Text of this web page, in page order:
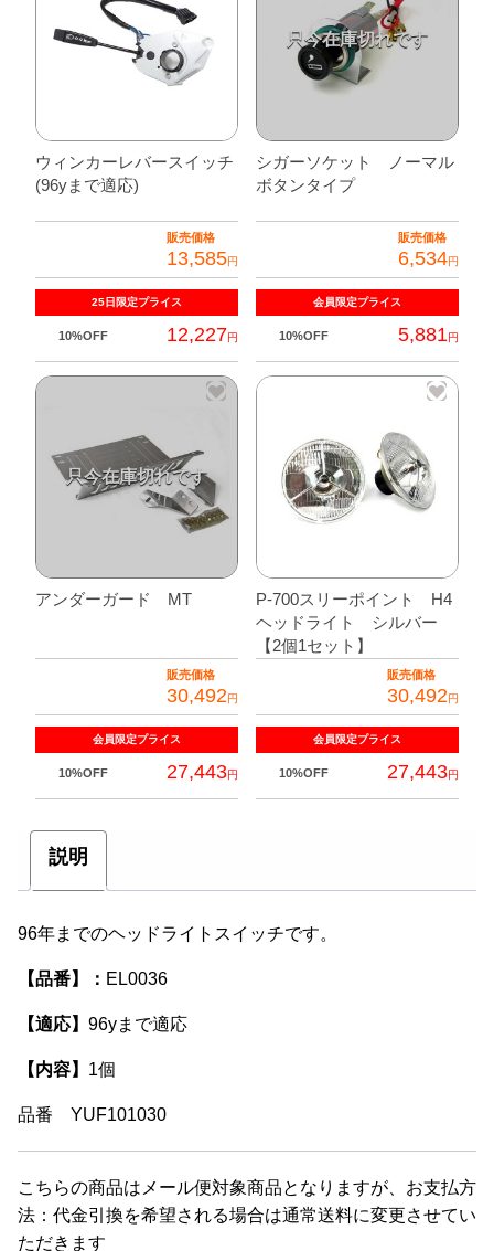
ウィンカーレバースイッチ
(96yまで適応)
販売価格
13,585円
25日限定プライス
10%OFF 12,227円
シガーソケット ノーマル
ボタンタイプ
販売価格
6,534円
会員限定プライス
10%OFF 5,881円
アンダーガード MT
販売価格
30,492円
会員限定プライス
10%OFF 27,443円
P-700スリーポイント H4
ヘッドライト シルバー
【2個1セット】
販売価格
30,492円
会員限定プライス
10%OFF 27,443円
説明
96年までのヘッドライトスイッチです。
【品番】： EL0036
【適応】 96yまで適応
【内容】 1個
品番 YUF101030
こちらの商品はメール便対象商品となりますが、お支払方
法：代金引換を希望される場合は通常送料に変更させてい
ただきます